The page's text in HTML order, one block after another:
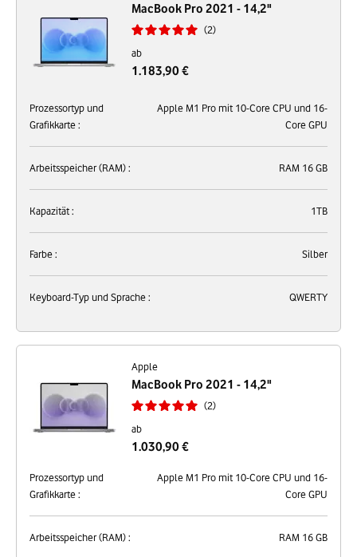
MacBook Pro 2021 - 14,2"
2
ab
1.183,90 €
Prozessortyp und
Grafikkarte :
Apple M1 Pro mit 10-Core CPU und 16-
Core GPU
Arbeitsspeicher (RAM) : RAM 16 GB
Kapazität : 1TB
Farbe : Silber
Keyboard-Typ und Sprache : QWERTY
Apple
MacBook Pro 2021 - 14,2"
2
ab
1.030,90 €
Prozessortyp und
Grafikkarte :
Apple M1 Pro mit 10-Core CPU und 16-
Core GPU
Arbeitsspeicher (RAM) : RAM 16 GB